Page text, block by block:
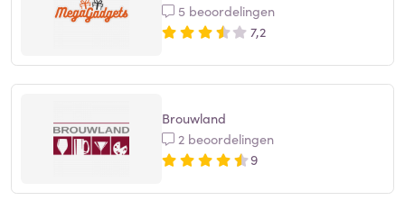
5 beoordelingen
7,2
Brouwland
2 beoordelingen
9